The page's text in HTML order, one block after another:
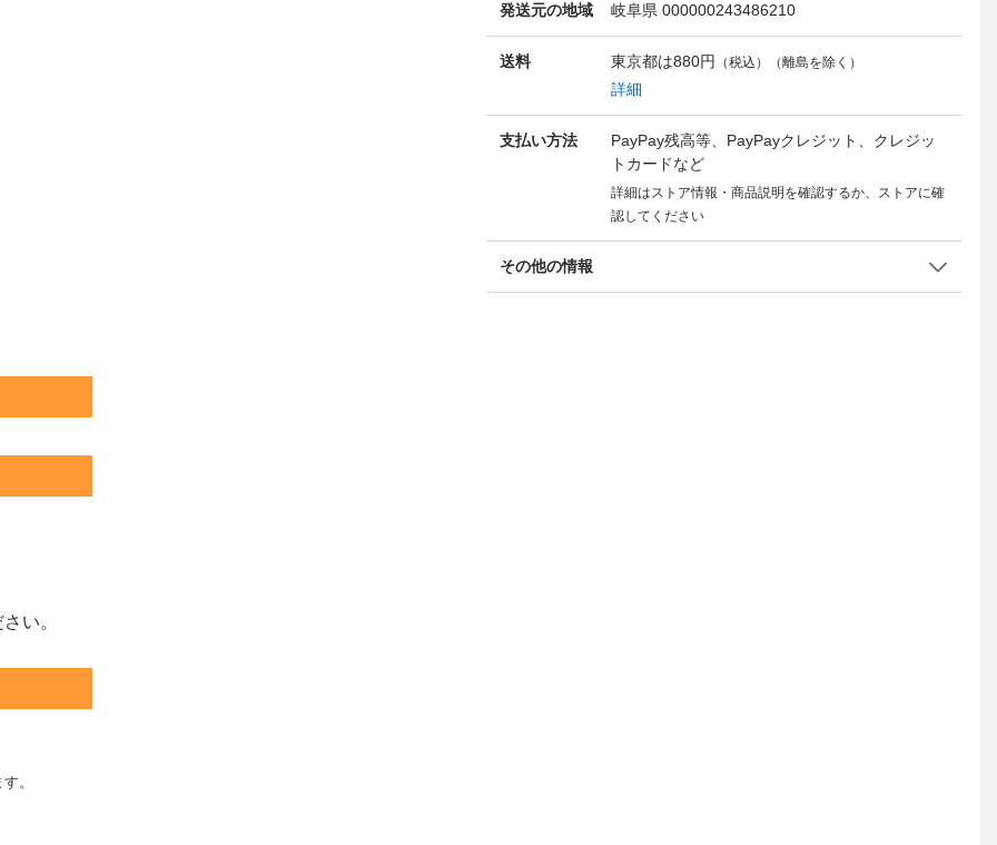
発送元の地域 岐阜県 000000243486210
送料 東京都は880円 （税込）（離島を除く）
詳細
支払い方法
PayPay残高等、PayPayクレジット、クレジッ
トカードなど
詳細はストア情報・商品説明を確認するか、ストアに確
認してください
その他の情報